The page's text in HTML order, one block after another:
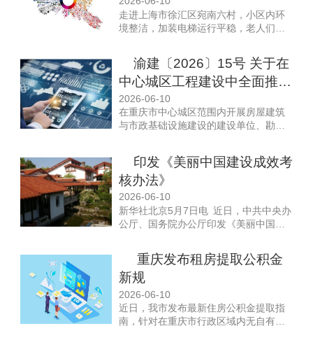
实施服务业扩能提质行动，推进生产性
服务业向专业化和价值链高端延伸，促
进生活性服务业高品质多样化便利化发
万亿元台阶，培育更多“中国服务”品牌，
服务业全球竞争力、影响力明显增强，
人民群众获得感持续提升。
走进上海市徐汇区宛南六村，小区内环
境整洁，加装电梯运行平稳，老人们在
常。“以前小区乱糟糟的，亲戚来都不好
意思往家领，现在他们羡慕我住的小区
比商品房还舒心。”居民张阿姨笑着说，
家门口物业服务的蝶变，源于上海深入
推进党建引领物业治理这一民生工程
渝建〔2026〕15号 关于在
中心城区工程建设中全面推广
使用“数字管线”应用的通知
2026-06-10
在重庆市中心城区范围内开展房屋建筑
与市政基础设施建设的建设单位、勘察
〔2025〕16号）要求，在“渝快办”注册
用户信息。鼓励设计、施工、监理等单
位根据工作需要注册用户信息。
印发《美丽中国建设成效考
核办法》
2026-06-10
新华社北京5月7日电 近日，中共中央办
公厅、国务院办公厅印发《美丽中国建
各地区各部门认真遵照执行。
重庆发布租房提取公积金
新规
2026-06-10
近日，我市发布最新住房公积金提取指
南，针对在重庆市行政区域内无自有住